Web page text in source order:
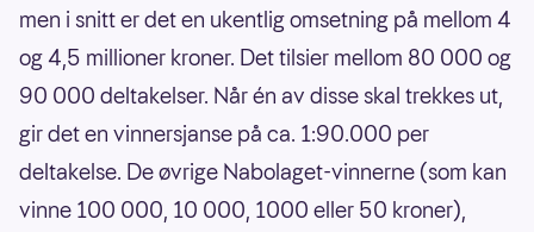
men i snitt er det en ukentlig omsetning på mellom 4
og 4,5 millioner kroner. Det tilsier mellom 80 000 og
90 000 deltakelser. Når én av disse skal trekkes ut,
gir det en vinnersjanse på ca. 1:90.000 per
deltakelse. De øvrige Nabolaget-vinnerne (som kan
vinne 100 000, 10 000, 1000 eller 50 kroner),